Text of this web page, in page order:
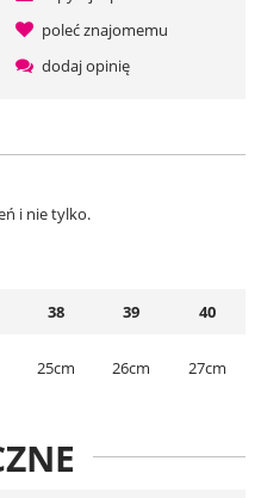
poleć znajomemu
dodaj opinię
i nie tylko.
38 39 40
25cm 26cm 27cm